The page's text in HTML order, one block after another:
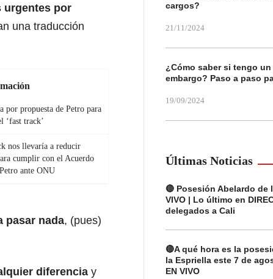
urgentes por
una traducción
por propuesta de Petro para
‘fast track’
nos llevaría a reducir
cumplir con el Acuerdo
ante ONU
pasar nada, (pues)
diferencia y
cargos?
21/11/2024
¿Cómo saber si tengo
embargo? Paso a paso
19/09/2024
Últimas Noticias
🔴 Posesión Abelardo de
VIVO | Lo último en
delegados a Cali
🔴A qué hora es la
la Espriella este 7 de
EN VIVO